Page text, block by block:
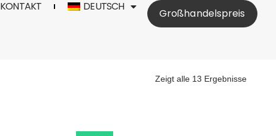
KONTAKT DEUTSCH
Großhandelspreis
Zeigt alle 13 Ergebnisse